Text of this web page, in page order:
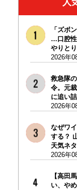
人
「ズボ
…口腔性
やりと
2026年
救急隊
令。元
に追い
2026年
なぜワ
する？
天気ネ
2026年
【高田
い、や